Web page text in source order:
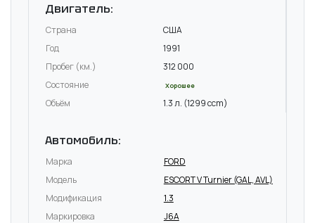
Двигатель:
Страна
США
Год
1991
Пробег (км.)
312 000
Состояние
Хорошее
Объём 1.3 л. (1299 ccm)
Автомобиль:
Марка
FORD
Модель
ESCORT V Turnier (GAL, AVL)
Модификация
1.3
Маркировка
J6A